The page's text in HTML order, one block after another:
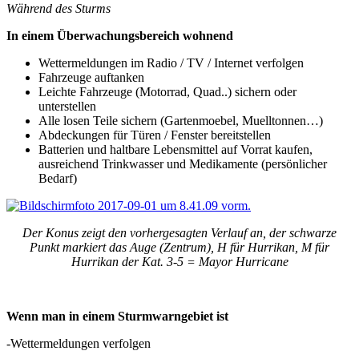
Während des Sturms
In einem Überwachungsbereich wohnend
Wettermeldungen im Radio / TV / Internet verfolgen
Fahrzeuge auftanken
Leichte Fahrzeuge (Motorrad, Quad..) sichern oder
unterstellen
Alle losen Teile sichern (Gartenmoebel, Muelltonnen…)
Abdeckungen für Türen / Fenster bereitstellen
Batterien und haltbare Lebensmittel auf Vorrat kaufen,
ausreichend Trinkwasser und Medikamente (persönlicher
Bedarf)
Der Konus zeigt den vorhergesagten Verlauf an, der schwarze
Punkt markiert das Auge (Zentrum), H für Hurrikan, M für
Hurrikan der Kat. 3-5 = Mayor Hurricane
Wenn man in einem Sturmwarngebiet ist
-Wettermeldungen verfolgen